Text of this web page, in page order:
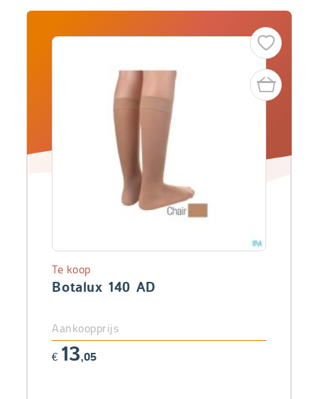
Botalux 140 AD
Te koop
Aankoopprijs
€ 13,05